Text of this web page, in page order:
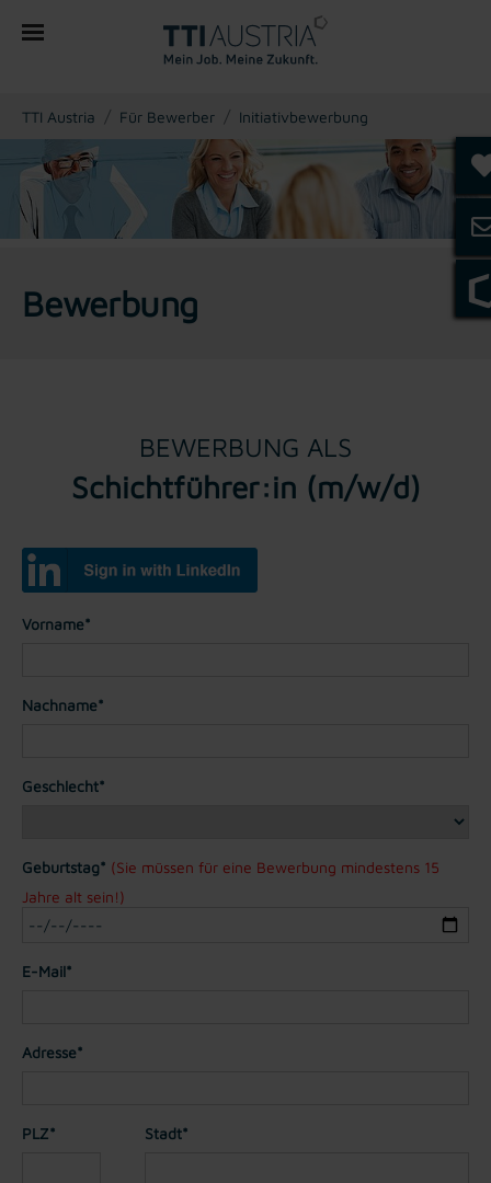
You are here:
TTI Austria Für Bewerber Initiativbewerbung
Bewerbung
BEWERBUNG ALS
Schichtführer:in (m/w/d)
Vorname*
Nachname*
Geschlecht*
Geburtstag* (Sie müssen für eine Bewerbung mindestens 15
Jahre alt sein!)
E-Mail*
Adresse*
PLZ* Stadt*